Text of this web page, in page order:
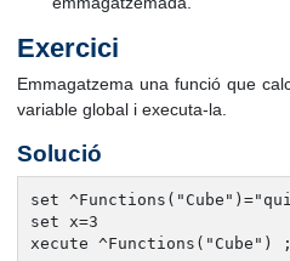
Exercici
Emmagatzema una funció que
variable global i executa-la.
Solució
set
set x=3
xecute ^Functions("Cube")